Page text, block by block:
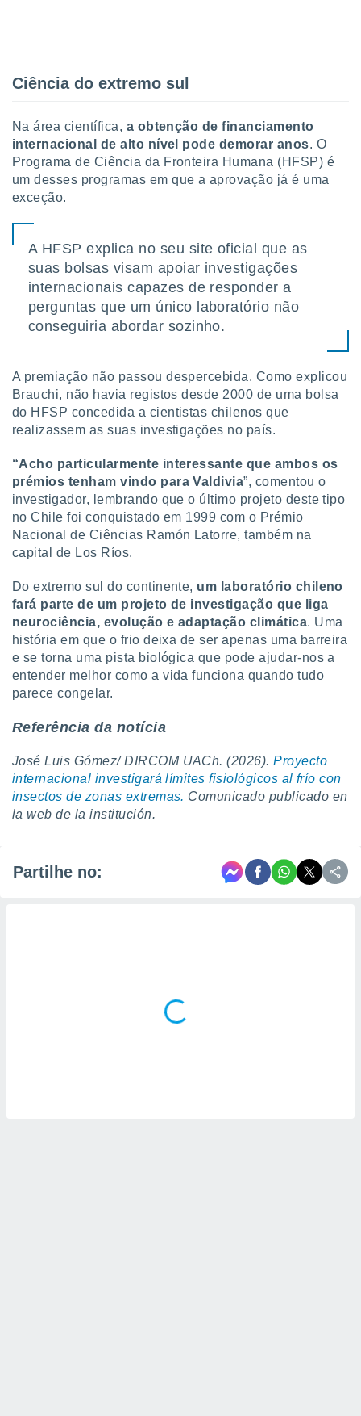
Ciência do extremo sul
Na área científica, a obtenção de financiamento
internacional de alto nível pode demorar anos. O
Programa de Ciência da Fronteira Humana (HFSP) é
um desses programas em que a aprovação já é uma
exceção.
A HFSP explica no seu site oficial que as
suas bolsas visam apoiar investigações
internacionais capazes de responder a
perguntas que um único laboratório não
conseguiria abordar sozinho.
A premiação não passou despercebida. Como explicou
Brauchi, não havia registos desde 2000 de uma bolsa
do HFSP concedida a cientistas chilenos que
realizassem as suas investigações no país.
“Acho particularmente interessante que ambos os
prémios tenham vindo para Valdivia”, comentou o
investigador, lembrando que o último projeto deste tipo
no Chile foi conquistado em 1999 com o Prémio
Nacional de Ciências Ramón Latorre, também na
capital de Los Ríos.
Do extremo sul do continente, um laboratório chileno
fará parte de um projeto de investigação que liga
neurociência, evolução e adaptação climática. Uma
história em que o frio deixa de ser apenas uma barreira
e se torna uma pista biológica que pode ajudar-nos a
entender melhor como a vida funciona quando tudo
parece congelar.
Referência da notícia
José Luis Gómez/ DIRCOM UACh. (2026).Proyecto
internacional investigará límites fisiológicos al frío con
insectos de zonas extremas. Comunicado publicado en
la web de la institución.
Partilhe no: